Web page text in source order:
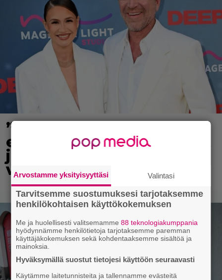
”Tuntuu edelleen
epätodelliselta” – Harlinit
julkaisivat koskettavan
videon pikku Daxista
Arvostamme yksityisyyttäsi Valintasi
Tarvitsemme suostumuksesi tarjotaksemme
henkilökohtaisen käyttökokemuksen
Me ja huolellisesti valitsemamme88 teknologiakumppania
hyödynnämme henkilötietoja tarjotaksemme paremman
käyttäjäkokemuksen sekä kohdentaaksemme sisältöä ja
mainoksia.
Hyväksymällä suostut tietojesi käyttöön seuraavasti
Käytämme laitetunnisteita ja tallennamme evästeitä